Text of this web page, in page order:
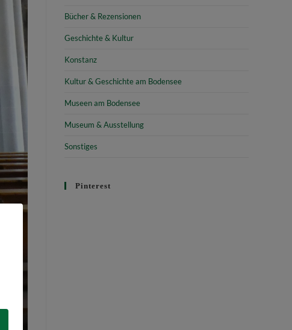
Bücher & Rezensionen
Geschichte & Kultur
Konstanz
Kultur & Geschichte am Bodensee
Museen am Bodensee
Museum & Ausstellung
Sonstiges
Pinterest